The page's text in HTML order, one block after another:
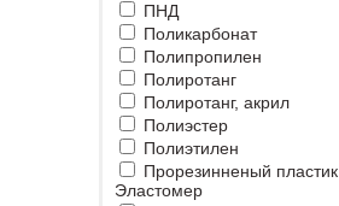
ПНД
Поликарбонат
Полипропилен
Полиротанг
Полиротанг, акрил
Полиэстер
Полиэтилен
Прорезинненый пластик
Эластомер